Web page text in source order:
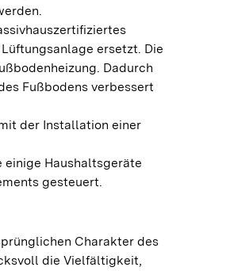
ersetzt. Die
Dadurch
Fußbodens verbessert
der Installation einer
einige Haushaltsgeräte
gesteuert.
Charakter des
die Vielfältigkeit,